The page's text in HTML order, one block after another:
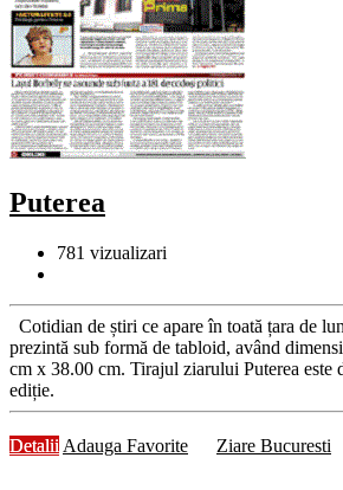
Puterea
781 vizualizari
Cotidian de știri ce apare în toată țara de
prezintă sub formă de tabloid, având
cm x 38.00 cm. Tirajul ziarului Puterea este
ediție.
Detalii Adauga Favorite Ziare Bucuresti